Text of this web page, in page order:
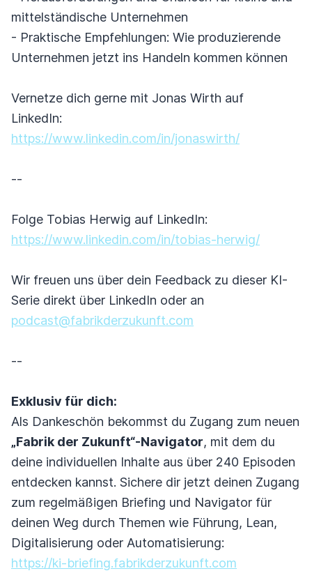
mittelständische Unternehmen
- Praktische Empfehlungen: Wie produzierende
Unternehmen jetzt ins Handeln kommen können
Vernetze dich gerne mit Jonas Wirth auf
LinkedIn:
https://www.linkedin.com/in/jonaswirth/
--
Folge Tobias Herwig auf LinkedIn:
https://www.linkedin.com/in/tobias-herwig/
Wir freuen uns über dein Feedback zu dieser KI-
Serie direkt über LinkedIn oder an
podcast@fabrikderzukunft.com
--
Exklusiv für dich:
Als Dankeschön bekommst du Zugang zum neuen
„Fabrik der Zukunft“-Navigator, mit dem du
deine individuellen Inhalte aus über 240 Episoden
entdecken kannst. Sichere dir jetzt deinen Zugang
zum regelmäßigen Briefing und Navigator für
deinen Weg durch Themen wie Führung, Lean,
Digitalisierung oder Automatisierung:
https://ki-briefing.fabrikderzukunft.com